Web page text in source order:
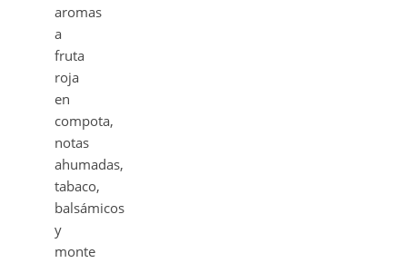
aromas
a
fruta
roja
en
compota,
notas
ahumadas,
tabaco,
balsámicos
y
monte